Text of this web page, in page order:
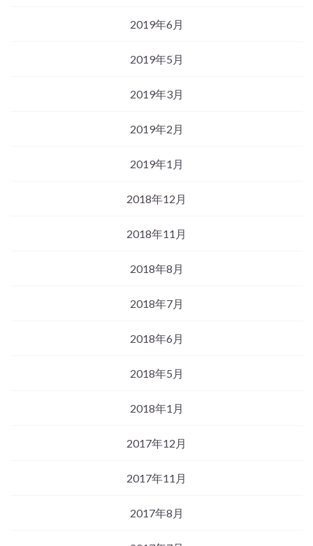
2019年6月
2019年5月
2019年3月
2019年2月
2019年1月
2018年12月
2018年11月
2018年8月
2018年7月
2018年6月
2018年5月
2018年1月
2017年12月
2017年11月
2017年8月